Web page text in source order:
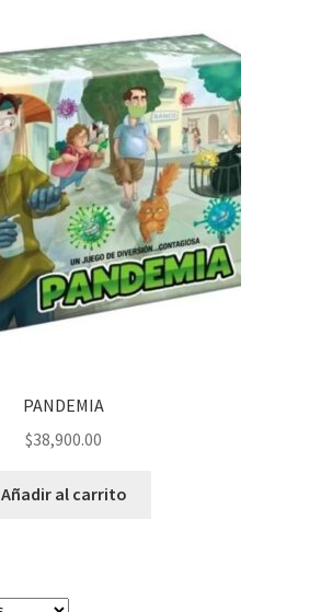
PANDEMIA
$38,900.00
Añadir al carrito